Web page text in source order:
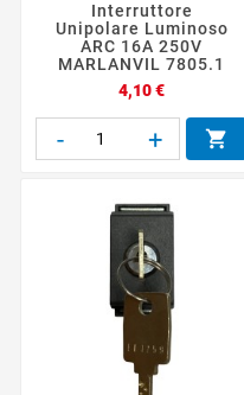
Interruttore
Unipolare Luminoso
ARC 16A 250V
MARLANVIL 7805.1
4,10 €Prezzo
- + 